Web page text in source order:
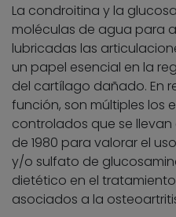
La condroitina y la
moléculas de agua para
lubricadas las
un papel esencial en la
del cartílago dañado. En
función, son múltiples los
controlados que se
de 1980 para valorar el
y/o sulfato de
dietético en el
asociados a la